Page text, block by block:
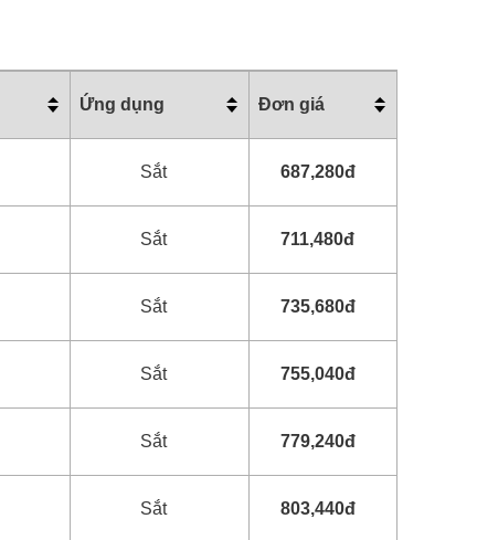
Ứng dụng
Sắt
Sắt
Sắt
Sắt
Sắt
Sắt
Đơn giá
687,280đ
711,480đ
735,680đ
755,040đ
779,240đ
803,440đ